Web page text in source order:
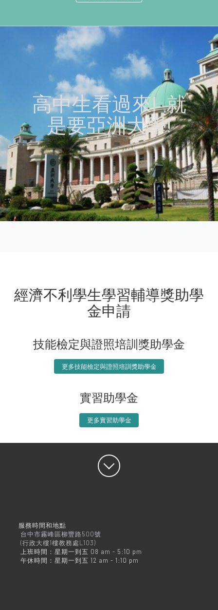
高中生看過來! 就
是要亞洲大學!
經濟不利學生學習輔導獎助學
金申請
技能檢定與證照培訓獎助學金
更多技能檢定與證照培訓獎助學金
實習助學金
更多實習助學金
服務時間和地點
台中市霧峰區柳豐路500號
(行政大樓1樓教務處L103)
上班時間：星期一到五 08 am - 5:10 pm
午休時間：星期一到五 12 am - 1:10 pm